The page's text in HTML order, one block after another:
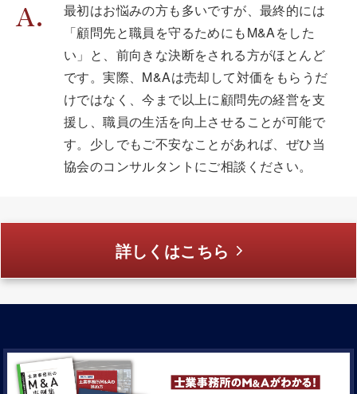
最初はお悩みの方も多いですが、最終的には
「顧問先と職員を守るためにもM&Aをした
い」と、前向きな決断をされる方がほとんど
です。実際、M&Aは売却して対価をもらうだ
けではなく、今まで以上に顧問先の経営を支
援し、職員の生活を向上させることが可能で
す。少しでもご不安なことがあれば、ぜひ当
協会のコンサルタントにご相談ください。
詳しくはこちら